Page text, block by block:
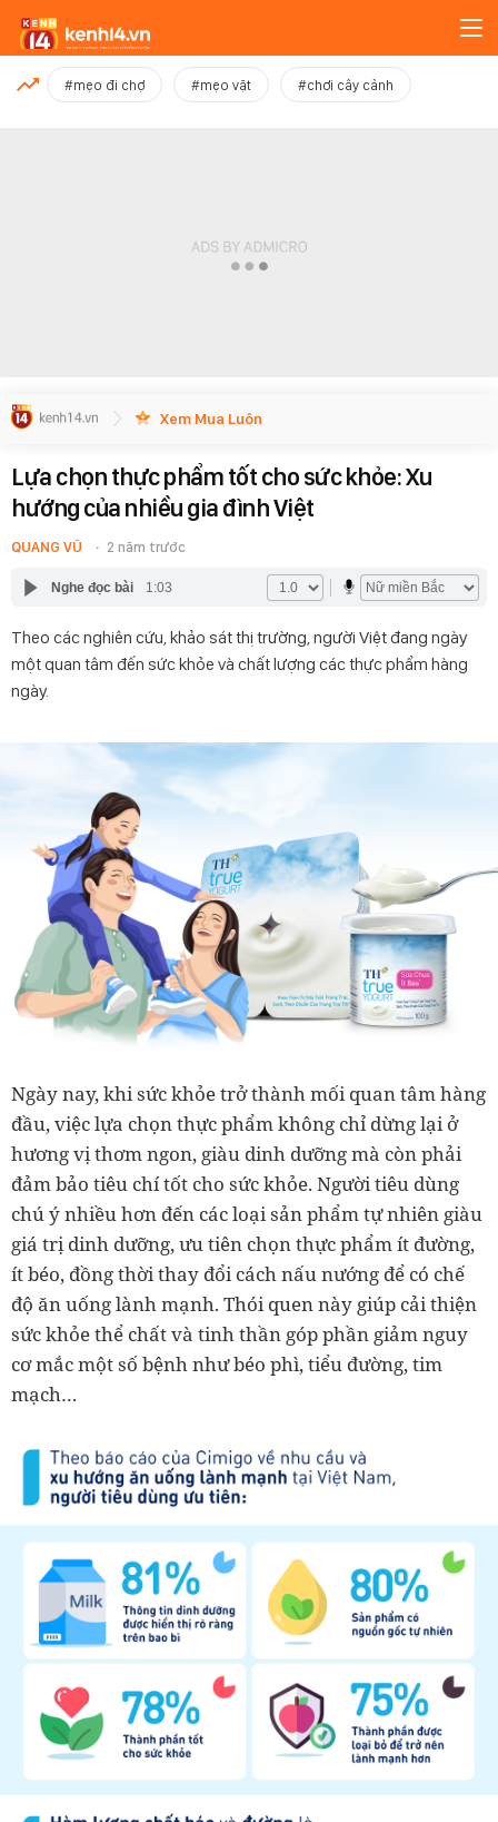
MỚI NHẤT
#mẹo đi chợ #mẹo vặt #chơi cây cảnh
Xem Mua Luôn
Lựa chọn thực phẩm tốt cho sức khỏe: Xu
hướng của nhiều gia đình Việt
QUANG VŨ 2 năm trước
Nghe đọc bài 1:03
Theo các nghiên cứu, khảo sát thị trường, người Việt đang ngày
một quan tâm đến sức khỏe và chất lượng các thực phẩm hàng
ngày.
Ngày nay, khi sức khỏe trở thành mối quan tâm hàng
đầu, việc lựa chọn thực phẩm không chỉ dừng lại ở
hương vị thơm ngon, giàu dinh dưỡng mà còn phải
đảm bảo tiêu chí tốt cho sức khỏe. Người tiêu dùng
chú ý nhiều hơn đến các loại sản phẩm tự nhiên giàu
giá trị dinh dưỡng, ưu tiên chọn thực phẩm ít đường,
ít béo, đồng thời thay đổi cách nấu nướng để có chế
độ ăn uống lành mạnh. Thói quen này giúp cải thiện
sức khỏe thể chất và tinh thần góp phần giảm nguy
cơ mắc một số bệnh như béo phì, tiểu đường, tim
mạch…